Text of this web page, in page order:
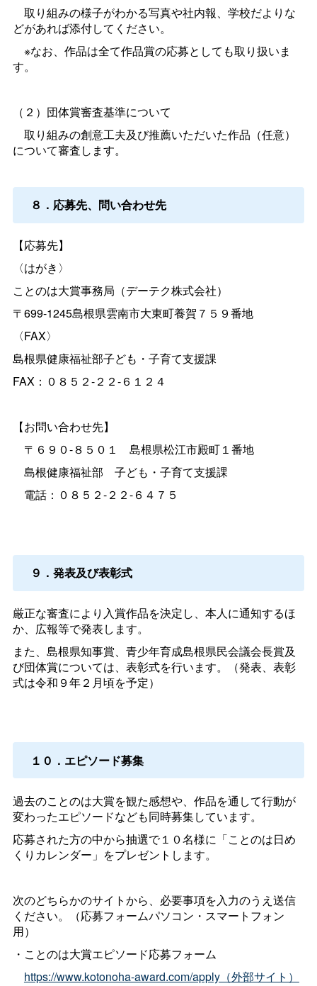
取り組みの様子がわかる写真や社内報、学校だよりな
どがあれば添付してください。
※なお、作品は全て作品賞の応募としても取り扱いま
す。
（２）団体賞審査基準について
取り組みの創意工夫及び推薦いただいた作品（任意）
について審査します。
８．応募先、問い合わせ先
【応募先】
〈はがき〉
ことのは大賞事務局（デーテク株式会社）
〒699-1245島根県雲南市大東町養賀７５９番地
〈FAX〉
島根県健康福祉部子ども・子育て支援課
FAX：０８５２-２２-６１２４
【お問い合わせ先】
〒６９０-８５０ １ 島根県松江市殿町１番地
島根健康福祉部 子ども・子育て支援課
電話：０８５２-２２-６４７５
９．発表及び表彰式
厳正な審査により入賞作品を決定し、本人に通知するほ
か、広報等で発表します。
また、島根県知事賞、青少年育成島根県民会議会長賞及
び団体賞については、表彰式を行います。（発表、表彰
式は令和９年２月頃を予定）
１０．エピソード募集
過去のことのは大賞を観た感想や、作品を通して行動が
変わったエピソードなども同時募集しています。
応募された方の中から抽選で１０名様に「ことのは日め
くりカレンダー」をプレゼントします。
次のどちらかのサイトから、必要事項を入力のうえ送信
ください。（応募フォームパソコン・スマートフォン
用）
・ことのは大賞エピソード応募フォーム
https://www.kotonoha-award.com/apply（外部サイト）